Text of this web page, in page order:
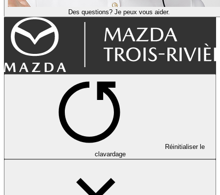
Des questions? Je peux vous aider.
Réinitialiser le
clavardage